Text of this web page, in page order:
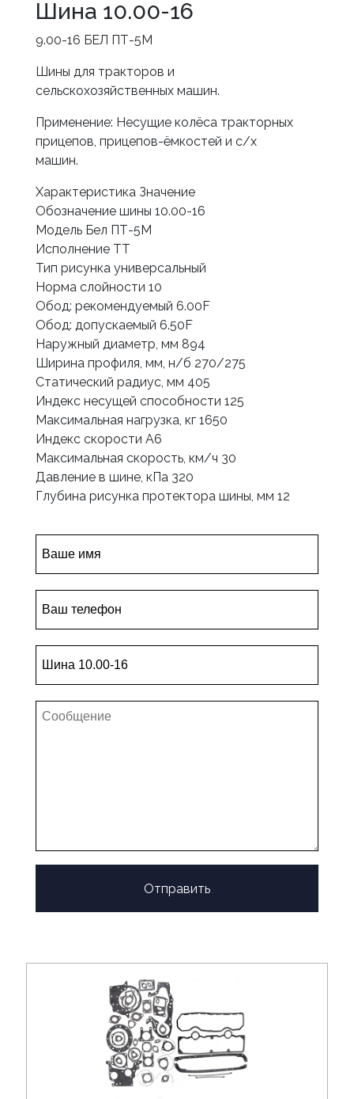
Шина 10.00-16
9.00-16 БЕЛ ПТ-5М
Шины для тракторов и
сельскохозяйственных машин.
Применение: Несущие колёса тракторных
прицепов, прицепов-ёмкостей и с/х
машин.
Характеристика Значение
Обозначение шины 10.00-16
Модель Бел ПТ-5М
Исполнение TТ
Тип рисунка универсальный
Норма слойности 10
Обод: рекомендуемый 6.00F
Обод: допускаемый 6.50F
Наружный диаметр, мм 894
Ширина профиля, мм, н/б 270/275
Статический радиус, мм 405
Индекс несущей способности 125
Максимальная нагрузка, кг 1650
Индекс скорости А6
Максимальная скорость, км/ч 30
Давление в шине, кПа 320
Глубина рисунка протектора шины, мм 12
Отправить